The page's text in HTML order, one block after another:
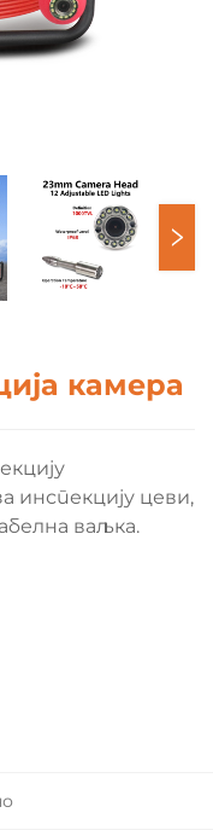
камера
инспекцију цеви,
ваљка.